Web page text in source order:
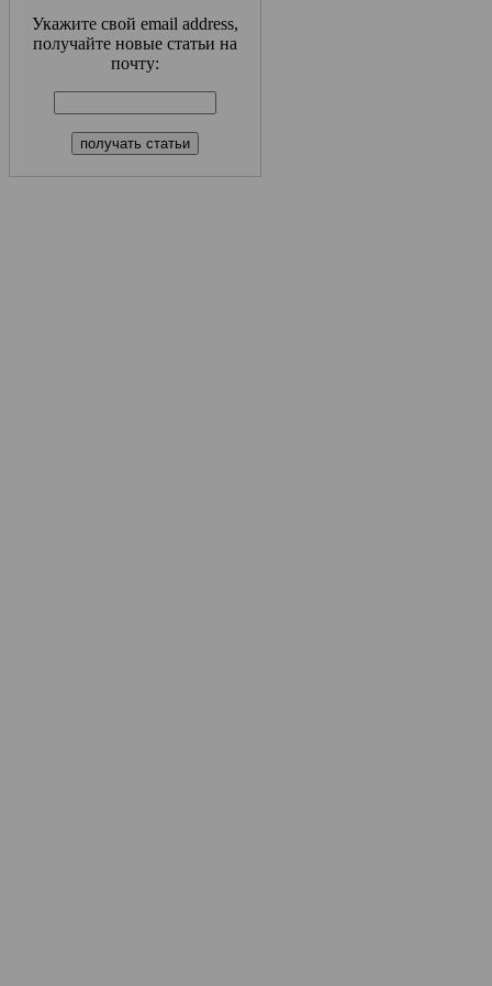
Укажите свой email address,
получайте новые статьи на
почту: